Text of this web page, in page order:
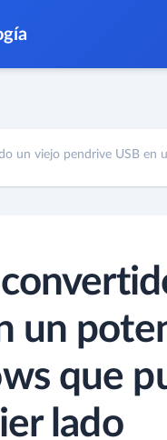
un viejo pendrive USB en
un
que
lado